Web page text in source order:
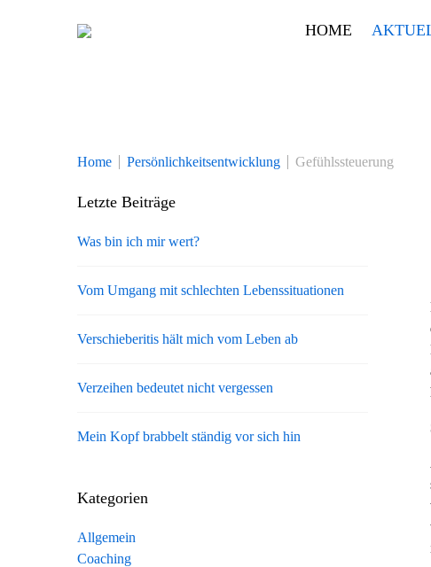
HOME
Home Persönlichkeitsentwicklung Gefühlssteuerung
Letzte Beiträge
Was bin ich mir wert?
Vom Umgang mit schlechten Lebenssituationen
Verschieberitis hält mich vom Leben ab
Verzeihen bedeutet nicht vergessen
Mein Kopf brabbelt ständig vor sich hin
Kategorien
Allgemein
Coaching